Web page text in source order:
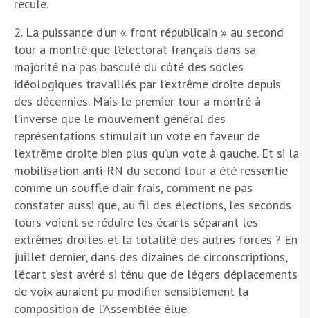
recule.
2. La puissance d’un « front républicain » au second
tour a montré que l’électorat français dans sa
majorité n’a pas basculé du côté des socles
idéologiques travaillés par l’extrême droite depuis
des décennies. Mais le premier tour a montré à
l’inverse que le mouvement général des
représentations stimulait un vote en faveur de
l’extrême droite bien plus qu’un vote à gauche. Et si la
mobilisation anti-RN du second tour a été ressentie
comme un souffle d’air frais, comment ne pas
constater aussi que, au fil des élections, les seconds
tours voient se réduire les écarts séparant les
extrêmes droites et la totalité des autres forces ? En
juillet dernier, dans des dizaines de circonscriptions,
l’écart s’est avéré si ténu que de légers déplacements
de voix auraient pu modifier sensiblement la
composition de l’Assemblée élue.